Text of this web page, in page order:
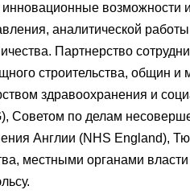
возможности
аналитической
Партнерство
строительства, общин и
здравоохранения и
Советом по делам
Англии (NHS England),
местными органами